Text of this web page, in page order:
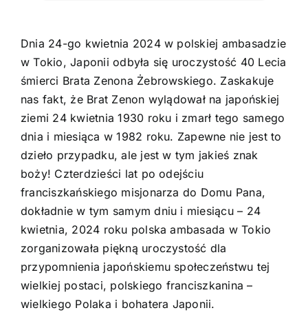
Dnia 24-go kwietnia 2024 w polskiej ambasadzie
w Tokio, Japonii odbyła się uroczystość 40 Lecia
śmierci Brata Zenona Żebrowskiego. Zaskakuje
nas fakt, że Brat Zenon wylądował na japońskiej
ziemi 24 kwietnia 1930 roku i zmarł tego samego
dnia i miesiąca w 1982 roku. Zapewne nie jest to
dzieło przypadku, ale jest w tym jakieś znak
boży! Czterdzieści lat po odejściu
franciszkańskiego misjonarza do Domu Pana,
dokładnie w tym samym dniu i miesiącu – 24
kwietnia, 2024 roku polska ambasada w Tokio
zorganizowała piękną uroczystość dla
przypomnienia japońskiemu społeczeństwu tej
wielkiej postaci, polskiego franciszkanina –
wielkiego Polaka i bohatera Japonii.